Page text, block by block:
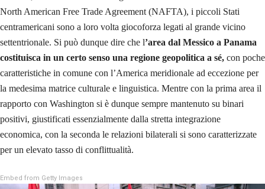
North American Free Trade Agreement (NAFTA), i piccoli Stati
centramericani sono a loro volta giocoforza legati al grande vicino
settentrionale. Si può dunque dire che l’area dal Messico a Panama
costituisca in un certo senso una regione geopolitica a sé, con poche
caratteristiche in comune con l’America meridionale ad eccezione per
la medesima matrice culturale e linguistica. Mentre con la prima area il
rapporto con Washington si è dunque sempre mantenuto su binari
positivi, giustificati essenzialmente dalla stretta integrazione
economica, con la seconda le relazioni bilaterali si sono caratterizzate
per un elevato tasso di conflittualità.
Embed from Getty Images